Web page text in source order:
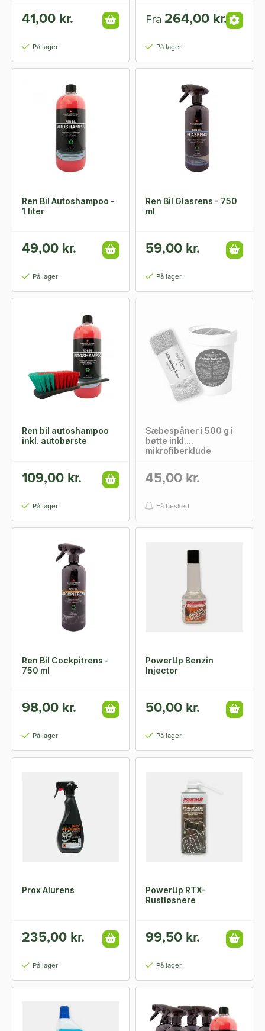
41,00 kr.
På lager
Fra 264,00 kr.
På lager
Ren Bil Autoshampoo -
1 liter
49,00 kr.
På lager
Ren Bil Glasrens - 750
ml
59,00 kr.
På lager
Ren bil autoshampoo
inkl. autobørste
109,00 kr.
På lager
Sæbespåner i 500 g i
bøtte inkl.
mikrofiberklude
45,00 kr.
Få besked
Ren Bil Cockpitrens -
750 ml
98,00 kr.
På lager
PowerUp Benzin
Injector
50,00 kr.
På lager
Prox Alurens
235,00 kr.
På lager
PowerUp RTX-
Rustløsnere
99,50 kr.
På lager